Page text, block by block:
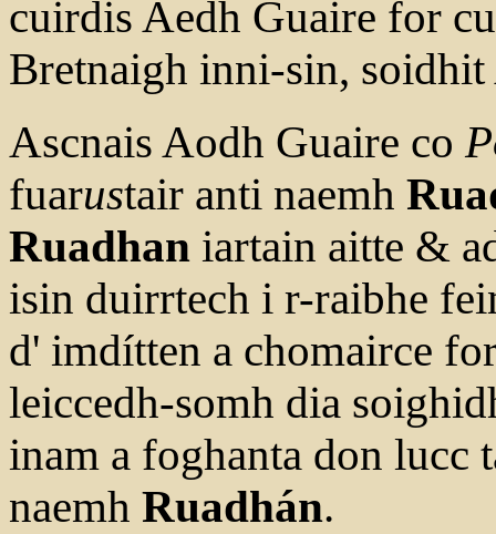
cuirdis Aedh Guaire for
Bretnaigh inni-sin,
Ascnais Aodh Guaire co
fuarustair anti naemh
Ruadhan iartain aitte &
isin duirrtech i r-raibhe
d' imdítten a chomairce
leiccedh-somh dia
inam a foghanta don lucc
naemh Ruadhán.